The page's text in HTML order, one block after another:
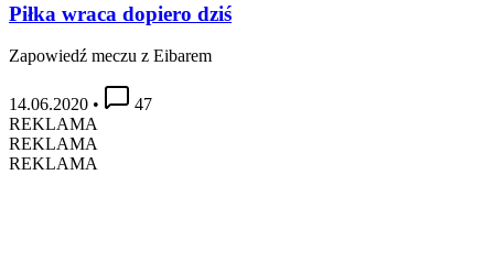
Piłka wraca dopiero dziś
Zapowiedź meczu z Eibarem
14.06.2020 •
47
REKLAMA
REKLAMA
REKLAMA